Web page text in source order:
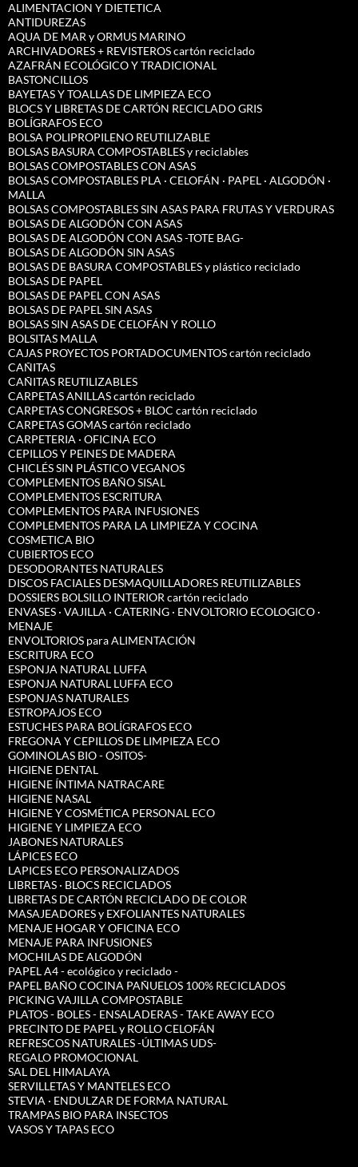
ALIMENTACION Y DIETETICA
ANTIDUREZAS
AQUA DE MAR y ORMUS MARINO
ARCHIVADORES + REVISTEROS cartón reciclado
AZAFRÁN ECOLÓGICO Y TRADICIONAL
BASTONCILLOS
BAYETAS Y TOALLAS DE LIMPIEZA ECO
BLOCS Y LIBRETAS DE CARTÓN RECICLADO GRIS
BOLÍGRAFOS ECO
BOLSA POLIPROPILENO REUTILIZABLE
BOLSAS BASURA COMPOSTABLES y reciclables
BOLSAS COMPOSTABLES CON ASAS
BOLSAS COMPOSTABLES PLA · CELOFÁN · PAPEL · ALGODÓN ·
MALLA
BOLSAS COMPOSTABLES SIN ASAS PARA FRUTAS Y VERDURAS
BOLSAS DE ALGODÓN CON ASAS
BOLSAS DE ALGODÓN CON ASAS -TOTE BAG-
BOLSAS DE ALGODÓN SIN ASAS
BOLSAS DE BASURA COMPOSTABLES y plástico reciclado
BOLSAS DE PAPEL
BOLSAS DE PAPEL CON ASAS
BOLSAS DE PAPEL SIN ASAS
BOLSAS SIN ASAS DE CELOFÁN Y ROLLO
BOLSITAS MALLA
CAJAS PROYECTOS PORTADOCUMENTOS cartón reciclado
CAÑITAS
CAÑITAS REUTILIZABLES
CARPETAS ANILLAS cartón reciclado
CARPETAS CONGRESOS + BLOC cartón reciclado
CARPETAS GOMAS cartón reciclado
CARPETERIA · OFICINA ECO
CEPILLOS Y PEINES DE MADERA
CHICLÉS SIN PLÁSTICO VEGANOS
COMPLEMENTOS BAÑO SISAL
COMPLEMENTOS ESCRITURA
COMPLEMENTOS PARA INFUSIONES
COMPLEMENTOS PARA LA LIMPIEZA Y COCINA
COSMETICA BIO
CUBIERTOS ECO
DESODORANTES NATURALES
DISCOS FACIALES DESMAQUILLADORES REUTILIZABLES
DOSSIERS BOLSILLO INTERIOR cartón reciclado
ENVASES · VAJILLA · CATERING · ENVOLTORIO ECOLOGICO ·
MENAJE
ENVOLTORIOS para ALIMENTACIÓN
ESCRITURA ECO
ESPONJA NATURAL LUFFA
ESPONJA NATURAL LUFFA ECO
ESPONJAS NATURALES
ESTROPAJOS ECO
ESTUCHES PARA BOLÍGRAFOS ECO
FREGONA Y CEPILLOS DE LIMPIEZA ECO
GOMINOLAS BIO - OSITOS-
HIGIENE DENTAL
HIGIENE ÍNTIMA NATRACARE
HIGIENE NASAL
HIGIENE Y COSMÉTICA PERSONAL ECO
HIGIENE Y LIMPIEZA ECO
JABONES NATURALES
LÁPICES ECO
LAPICES ECO PERSONALIZADOS
LIBRETAS · BLOCS RECICLADOS
LIBRETAS DE CARTÓN RECICLADO DE COLOR
MASAJEADORES y EXFOLIANTES NATURALES
MENAJE HOGAR Y OFICINA ECO
MENAJE PARA INFUSIONES
MOCHILAS DE ALGODÓN
PAPEL A4 - ecológico y reciclado -
PAPEL BAÑO COCINA PAÑUELOS 100% RECICLADOS
PICKING VAJILLA COMPOSTABLE
PLATOS - BOLES - ENSALADERAS - TAKE AWAY ECO
PRECINTO DE PAPEL y ROLLO CELOFÁN
REFRESCOS NATURALES -ÚLTIMAS UDS-
REGALO PROMOCIONAL
SAL DEL HIMALAYA
SERVILLETAS Y MANTELES ECO
STEVIA · ENDULZAR DE FORMA NATURAL
TRAMPAS BIO PARA INSECTOS
VASOS Y TAPAS ECO